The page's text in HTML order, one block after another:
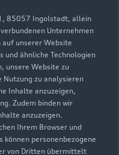
85057 Ingolstadt, allein
Unternehmen
unserer Website
und ähnliche Technologien
unsere Website zu
Nutzung zu analysieren
Inhalte anzuzeigen,
Zudem binden wir
anzuzeigen.
Ihrem Browser und
personenbezogene
von Dritten übermittelt